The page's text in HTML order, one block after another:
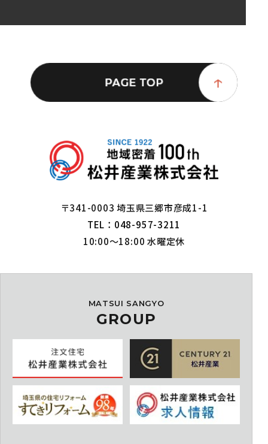
〒341-0003 埼玉県三郷市彦成1-1
TEL：048-957-3211
10:00～18:00 水曜定休
MATSUI SANGYO
GROUP